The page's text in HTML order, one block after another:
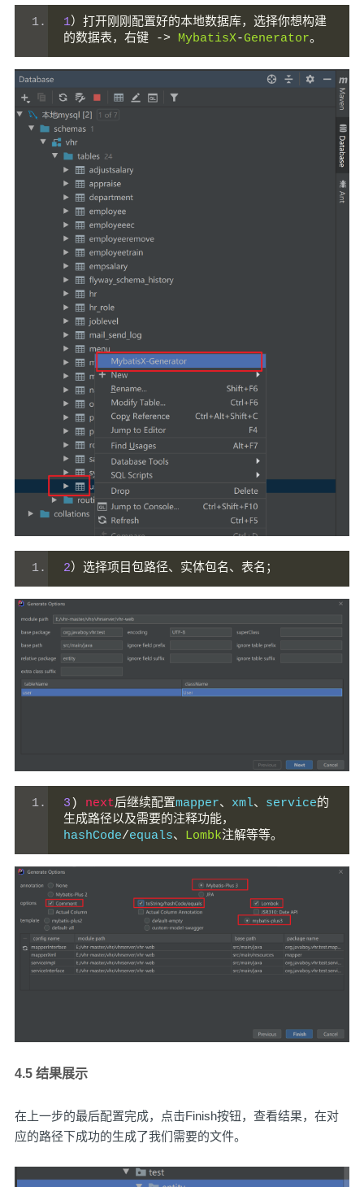
1）打开刚刚配置好的本地数据库，选择你想构建
的数据表，右键
-> MybatisX-Generator。
2）选择项目包路径、实体包名、表名；
3 ) next后继续配置mapper、 xml、 service的
生成路径以及需要的注释功能，
hashCode/equals、 Lombk注解等等。
4.5 结果展示
在上一步的最后配置完成，点击Finish按钮，查看结果，在对
应的路径下成功的生成了我们需要的文件。